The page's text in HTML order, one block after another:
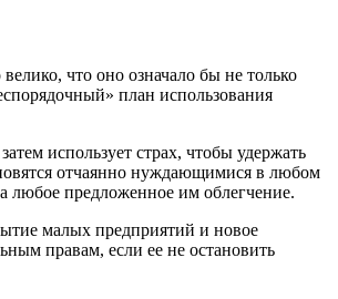
что оно означало бы не только
план использования
использует страх, чтобы удержать
отчаянно нуждающимися в любом
любое предложенное им облегчение.
малых предприятий и новое
правам, если ее не остановить